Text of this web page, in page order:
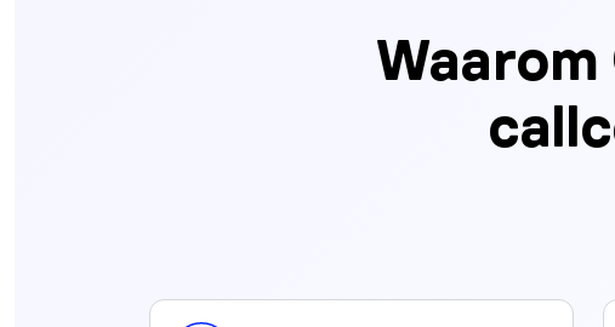
Waarom